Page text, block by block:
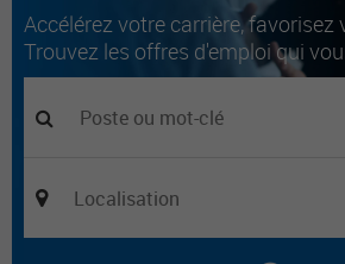
Accélérez votre carrière, favorisez
Trouvez les offres d'emploi qui